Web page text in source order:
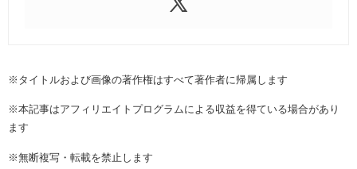
※タイトルおよび画像の著作権はすべて著作者に帰属します
※本記事はアフィリエイトプログラムによる収益を得ている場合があり
ます
※無断複写・転載を禁止します